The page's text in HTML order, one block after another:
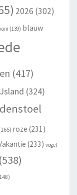
2026 (302)
(139) blauw
(417)
(324)
roze (231)
(233) vogel
(538)